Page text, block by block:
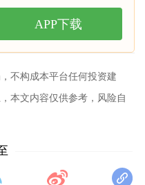
APP下载
不构成本平台任何投资建
本文内容仅供参考，风险自